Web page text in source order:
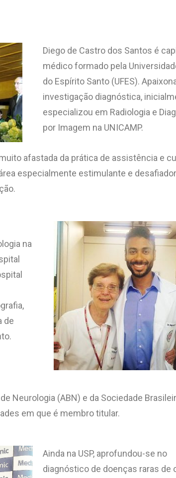
Diego de Castro dos Santos é
médico formado pela
do Espírito Santo (UFES).
investigação diagnóstica,
especializou em Radiologia e
por Imagem na UNICAMP.
afastada da prática de assistência e
especialmente estimulante e
na
de
Neurologia (ABN) e da Sociedade
em que é membro titular.
Ainda na USP, aprofundou-se no
diagnóstico de doenças raras de